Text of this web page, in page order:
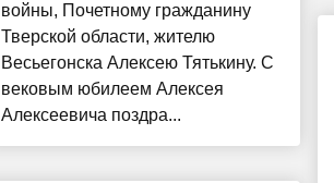
войны, Почетному гражданину
Тверской области, жителю
Весьегонска Алексею Тятькину. С
вековым юбилеем Алексея
Алексеевича поздра...